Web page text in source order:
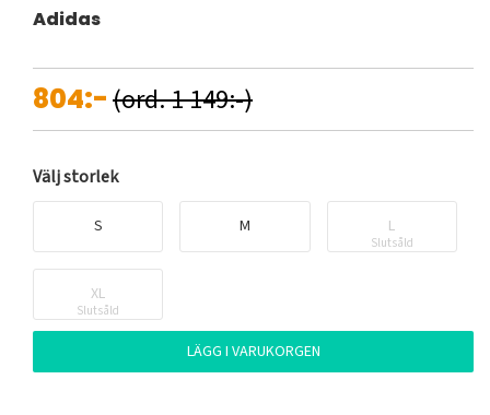
Adidas
804:-(ord. 1 149:-)
Välj storlek
S M L
Slutsåld
XL
Slutsåld
LÄGG I VARUKORGEN